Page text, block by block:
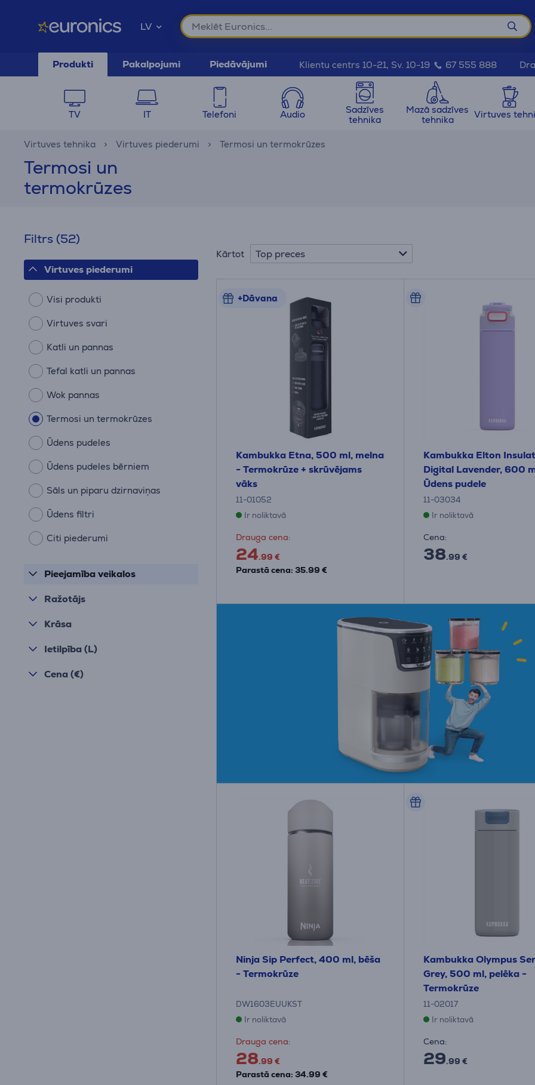
LV
Produkti Pakalpojumi Piedāvājumi Klientu centrs 10-21, Sv. 10-19 67 555 888
TV IT Telefoni Audio
Sadzīves
tehnika
Mazā sadzīves
tehnika
Virtuves
Virtuves tehnika Virtuves piederumi Termosi un termokrūzes
Termosi un
termokrūzes
Filtrs (52)
Virtuves piederumi
Visi produkti
Virtuves svari
Katli un pannas
Tefal katli un pannas
Wok pannas
Termosi un termokrūzes
Ūdens pudeles
Ūdens pudeles bērniem
Sāls un piparu dzirnaviņas
Ūdens filtri
Citi piederumi
Pieejamība veikalos
Ražotājs
Krāsa
Ietilpība (L)
Cena (€)
Kārtot Top preces
+Dāvana
Kambukka Etna, 500 ml, melna
- Termokrūze + skrūvējams
vāks
11-01052
Ir noliktavā
Drauga cena:
24.99 €
Parastā cena: 35.99 €
Kambukka Elton
Digital Lavender, 600
Ūdens pudele
11-03034
Ir noliktavā
Cena:
38.99 €
Ninja Sip Perfect, 400 ml, bēša
- Termokrūze
DW1603EUUKST
Ir noliktavā
Drauga cena:
28.99 €
Parastā cena: 34.99 €
Kambukka Olympus
Grey, 500 ml, pelēka -
Termokrūze
11-02017
Ir noliktavā
Cena:
29.99 €